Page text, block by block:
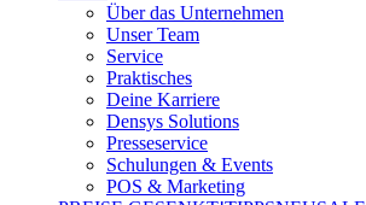
Über das Unternehmen
Unser Team
Service
Praktisches
Deine Karriere
Densys Solutions
Presseservice
Schulungen & Events
POS & Marketing